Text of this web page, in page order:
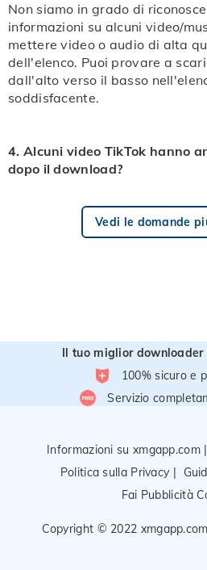
Non siamo in grado di
informazioni su alcuni video/
mettere video o audio di alta
dell'elenco. Puoi provare a
dall'alto verso il basso
soddisfacente.
4. Alcuni video TikTok hanno
dopo il download?
Vedi le domande
Il tuo miglior downloader
100% sicuro e
Servizio
Informazioni su xmgapp.com|
Politica sulla Privacy |
Fai Pubblicità
Copyright © 2022